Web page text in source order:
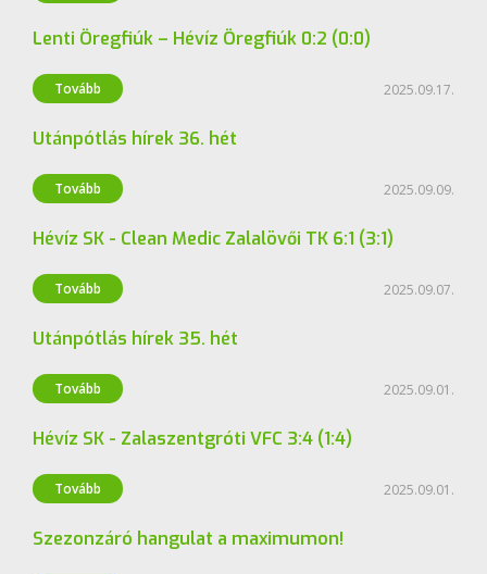
Lenti Öregfiúk – Hévíz Öregfiúk 0:2 (0:0)
Tovább 2025.09.17.
Labdarúgás
Utánpótlás hírek 36. hét
Tovább 2025.09.09.
Labdarúgás
Hévíz SK - Clean Medic Zalalövői TK 6:1 (3:1)
Tovább 2025.09.07.
Labdarúgás
Utánpótlás hírek 35. hét
Tovább 2025.09.01.
Labdarúgás
Hévíz SK - Zalaszentgróti VFC 3:4 (1:4)
Tovább 2025.09.01.
Labdarúgás
Szezonzáró hangulat a maximumon!